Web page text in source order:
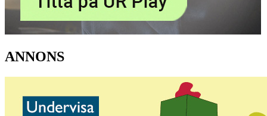
ANNONS